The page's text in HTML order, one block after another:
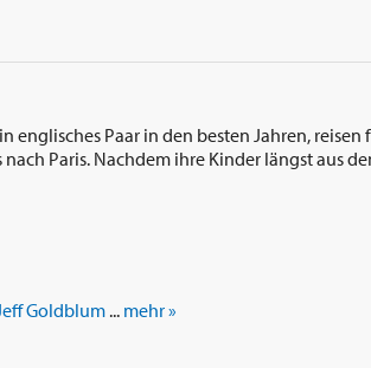
englisches Paar in den besten Jahren, reisen
Paris. Nachdem ihre Kinder längst aus
Goldblum... mehr »